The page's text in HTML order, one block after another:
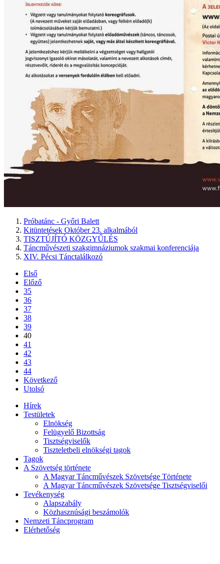
Próbatánc - Győri Balett
Kitüntetések Október 23. alkalmából
TISZTÚJÍTÓ KÖZGYŰLÉS
Táncművészeti szakgimnáziumok szakmai konferenciája
XIV. Pécsi Tánctalálkozó
Első
Előző
35
36
37
38
39
40
41
42
43
44
Következő
Utolsó
Hírek
Testületek
Elnökség
Felügyelő Bizottság
Tisztségviselők
Tiszteletbeli elnökségi tagok
Tagok
A Szövetség története
A Magyar Táncművészek Szövetsége Története
A Magyar Táncművészek Szövetsége Tisztségviselői
Tevékenység
Alapszabály
Közhasznúsági beszámolók
Nemzeti Táncprogram
Elérhetőség